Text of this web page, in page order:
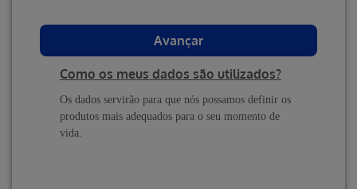
Avançar
Como os meus dados são utilizados?
Os dados servirão para que nós possamos definir os
produtos mais adequados para o seu momento de
vida.